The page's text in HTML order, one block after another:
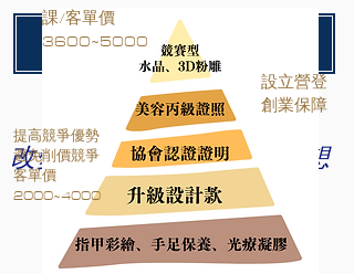
由基礎-專業最完整的系統培訓
唯有行動才能改變
​改變後你會發現你比原先想
像的自己更有價值
​課/客單價
3600~5000
設立營登
​創業保障
提高競爭優勢
避免削價競爭
​客單價
2000~4000